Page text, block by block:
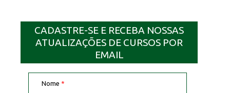
CADASTRE-SE E RECEBA NOSSAS
ATUALIZAÇÕES DE CURSOS POR
EMAIL
Nome *